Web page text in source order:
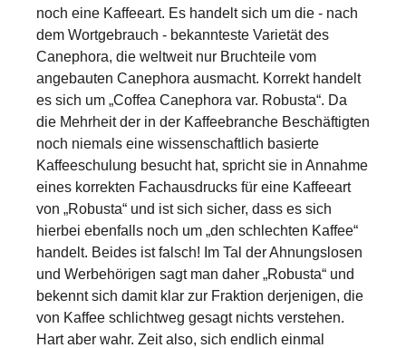
noch eine Kaffeeart. Es handelt sich um die - nach
dem Wortgebrauch - bekannteste Varietät des
Canephora, die weltweit nur Bruchteile vom
angebauten Canephora ausmacht. Korrekt handelt
es sich um „Coffea Canephora var. Robusta“. Da
die Mehrheit der in der Kaffeebranche Beschäftigten
noch niemals eine wissenschaftlich basierte
Kaffeeschulung besucht hat, spricht sie in Annahme
eines korrekten Fachausdrucks für eine Kaffeeart
von „Robusta“ und ist sich sicher, dass es sich
hierbei ebenfalls noch um „den schlechten Kaffee“
handelt. Beides ist falsch! Im Tal der Ahnungslosen
und Werbehörigen sagt man daher „Robusta“ und
bekennt sich damit klar zur Fraktion derjenigen, die
von Kaffee schlichtweg gesagt nichts verstehen.
Hart aber wahr. Zeit also, sich endlich einmal